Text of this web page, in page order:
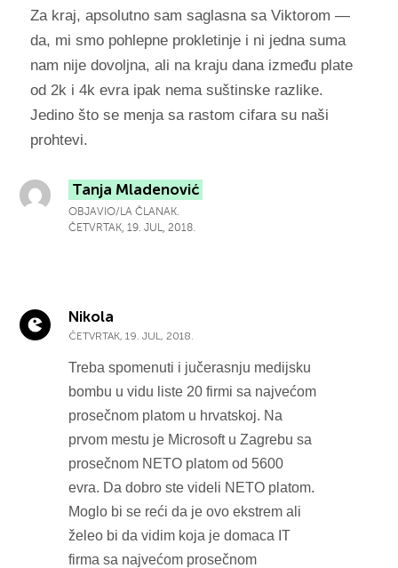
Za kraj, apsolutno sam saglasna sa Viktorom —
da, mi smo pohlepne prokletinje i ni jedna suma
nam nije dovoljna, ali na kraju dana između plate
od 2k i 4k evra ipak nema suštinske razlike.
Jedino što se menja sa rastom cifara su naši
prohtevi.
Tanja Mladenović
OBJAVIO/LA ČLANAK.
ČETVRTAK, 19. JUL, 2018.
Nikola
ČETVRTAK, 19. JUL, 2018.
Treba spomenuti i jučerasnju medijsku
bombu u vidu liste 20 firmi sa najvećom
prosečnom platom u hrvatskoj. Na
prvom mestu je Microsoft u Zagrebu sa
prosečnom NETO platom od 5600
evra. Da dobro ste videli NETO platom.
Moglo bi se reći da je ovo ekstrem ali
želeo bi da vidim koja je domaca IT
firma sa najvećom prosečnom